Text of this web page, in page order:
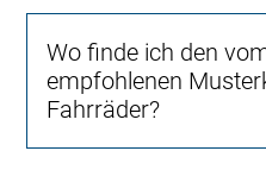
Wo finde ich den
empfohlenen
Fahrräder?